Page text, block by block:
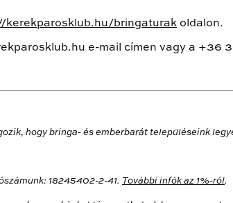
kerekparosklub.hu/bringaturak oldalon.
e-mail címen vagy a +36
hogy bringa- és emberbarát településeink
18245402-2-41. További infók az 1%-ról.